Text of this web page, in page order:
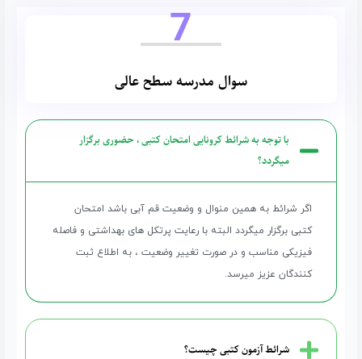
7
سوال مدرسه سطح عالی
با توجه به شرائط کرونایی امتحان کتبی ، حضوری برگزار
میگردد؟
اگر شرائط به همین منوال و وضعیت قم آبی باشد امتحان
کتبی برگزار میگردد البته با رعایت پرتکل های بهداشتی و فاصله
فیزیکی مناسب و در صورت تغییر وضعیت ، به اطلاع ثبت
کنندگان عزیز میرسد.
شرائط آزمون کتبی چیست؟